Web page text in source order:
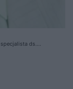
ds.